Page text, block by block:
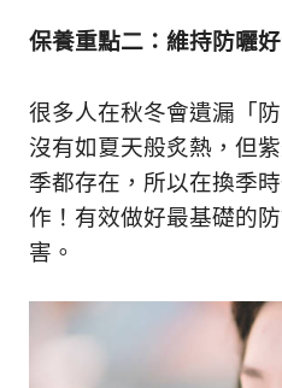
保養重點二：維持防曬
很多人在秋冬會遺漏「
沒有如夏天般炙熱，但
季都存在，所以在換季
作！有效做好最基礎的
害。